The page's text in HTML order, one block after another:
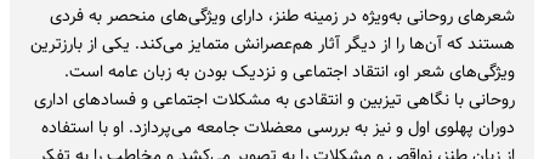
شعرهای روحانی به‌ویژه در زمینه طنز، دارای ویژگی‌های منحصر به فردی
هستند که آن‌ها را از دیگر آثار هم‌عصرانش متمایز می‌کند. یکی از بارزترین
ویژگی‌های شعر او، انتقاد اجتماعی و نزدیک بودن به زبان عامه است.
روحانی با نگاهی تیزبین و انتقادی به مشکلات اجتماعی و فسادهای اداری
دوران پهلوی اول و نیز به بررسی معضلات جامعه می‌پردازد. او با استفاده